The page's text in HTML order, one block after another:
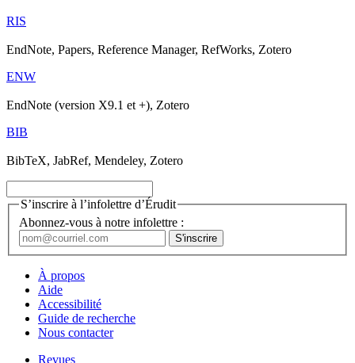
RIS
EndNote, Papers, Reference Manager, RefWorks, Zotero
ENW
EndNote (version X9.1 et +), Zotero
BIB
BibTeX, JabRef, Mendeley, Zotero
S’inscrire à l’infolettre d’Érudit
Abonnez-vous à notre infolettre :
À propos
Aide
Accessibilité
Guide de recherche
Nous contacter
Revues